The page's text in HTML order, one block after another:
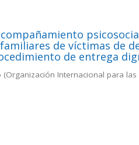
de víctimas de
de entrega
(Organización Internacional para